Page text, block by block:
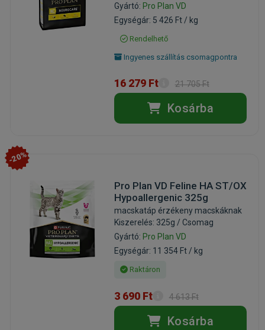
Gyártó: Pro Plan VD
Egységár: 5 426 Ft / kg
Rendelhető
Ingyenes szállítás csomagpontra
16 279 Ft 21 705 Ft
Kosárba
-20%
Pro Plan VD Feline HA ST/OX
Hypoallergenic 325g
macskatáp érzékeny macskáknak
Kiszerelés: 325g / Csomag
Gyártó: Pro Plan VD
Egységár: 11 354 Ft / kg
Raktáron
3 690 Ft 4 613 Ft
Kosárba